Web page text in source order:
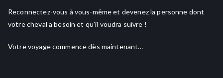
Reconnectez-vous à vous-même et devenez la personne dont
votre cheval a besoin et qu’il voudra suivre !
Votre voyage commence dès maintenant…